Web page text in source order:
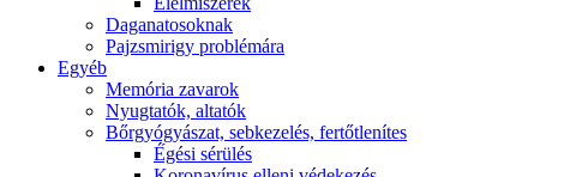
Daganatosoknak
Pajzsmirigy problémára
Egyéb
Memória zavarok
Nyugtatók, altatók
Bőrgyógyászat, sebkezelés, fertőtlenítes
É́gési sérülés